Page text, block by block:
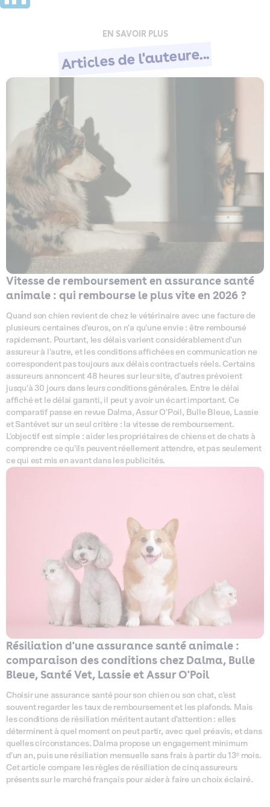
EN SAVOIR PLUS
Articles de l'auteure...
Vitesse de remboursement en assurance santé
animale : qui rembourse le plus vite en 2026 ?
Quand son chien revient de chez le vétérinaire avec une facture de
plusieurs centaines d'euros, on n'a qu'une envie : être remboursé
rapidement. Pourtant, les délais varient considérablement d'un
assureur à l'autre, et les conditions affichées en communication ne
correspondent pas toujours aux délais contractuels réels. Certains
assureurs annoncent 48 heures sur leur site, d'autres prévoient
jusqu'à 30 jours dans leurs conditions générales. Entre le délai
affiché et le délai garanti, il peut y avoir un écart important. Ce
comparatif passe en revue Dalma, Assur O'Poil, Bulle Bleue, Lassie
et Santévet sur un seul critère : la vitesse de remboursement.
L'objectif est simple : aider les propriétaires de chiens et de chats à
comprendre ce qu'ils peuvent réellement attendre, et pas seulement
ce qui est mis en avant dans les publicités.
Résiliation d'une assurance santé animale :
comparaison des conditions chez Dalma, Bulle
Bleue, Santé Vet, Lassie et Assur O'Poil
Choisir une assurance santé pour son chien ou son chat, c'est
souvent regarder les taux de remboursement et les plafonds. Mais
les conditions de résiliation méritent autant d'attention : elles
déterminent à quel moment on peut partir, avec quel préavis, et dans
quelles circonstances. Dalma propose un engagement minimum
d'un an, puis une résiliation mensuelle sans frais à partir du 13ᵉ mois.
Cet article compare les règles de résiliation de cinq assureurs
présents sur le marché français pour aider à faire un choix éclairé.